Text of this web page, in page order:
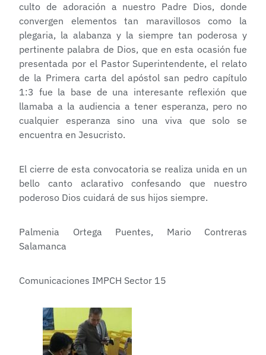
culto de adoración a nuestro Padre Dios, donde
convergen elementos tan maravillosos como la
plegaria, la alabanza y la siempre tan poderosa y
pertinente palabra de Dios, que en esta ocasión fue
presentada por el Pastor Superintendente, el relato
de la Primera carta del apóstol san pedro capítulo
1:3 fue la base de una interesante reflexión que
llamaba a la audiencia a tener esperanza, pero no
cualquier esperanza sino una viva que solo se
encuentra en Jesucristo.
El cierre de esta convocatoria se realiza unida en un
bello canto aclarativo confesando que nuestro
poderoso Dios cuidará de sus hijos siempre.
Palmenia Ortega Puentes, Mario Contreras
Salamanca
Comunicaciones IMPCH Sector 15